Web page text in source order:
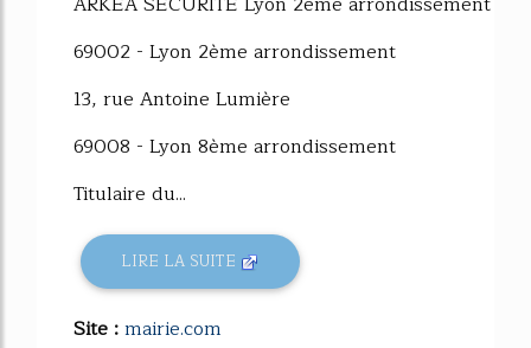
69002 - Lyon 2ème arrondissement
13, rue Antoine Lumière
69008 - Lyon 8ème arrondissement
Titulaire du...
LIRE LA SUITE
Site :mairie.com